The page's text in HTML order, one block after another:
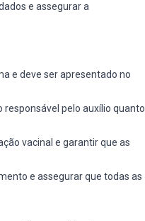
e assegurar a
e deve ser apresentado no
pelo auxílio quanto
vacinal e garantir que as
e assegurar que todas as